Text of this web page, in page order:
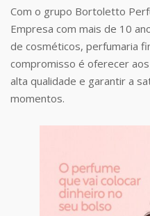
Com o grupo Bortoletto
Empresa com mais de 10
de cosméticos, perfumaria
compromisso é oferecer
alta qualidade e garantir a
momentos.